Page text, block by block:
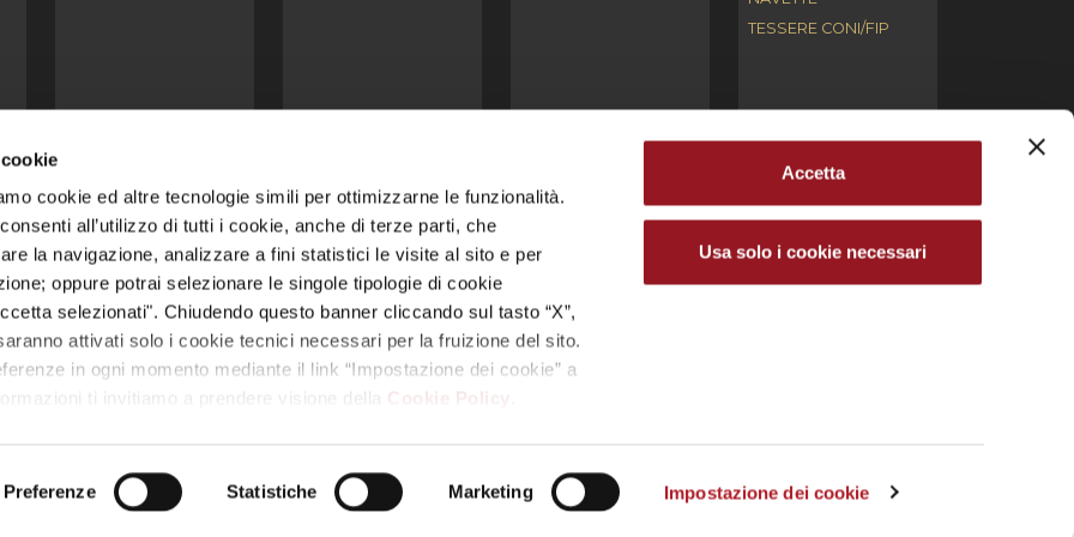
cookie ed altre tecnologie simili per ottimizzarne le funzionalità.
all’utilizzo di tutti i cookie, anche di terze parti, che
la navigazione, analizzare a fini statistici le visite al sito e per
oppure potrai selezionare le singole tipologie di cookie
selezionati". Chiudendo questo banner cliccando sul tasto “X”,
attivati solo i cookie tecnici necessari per la fruizione del sito.
in ogni momento mediante il link “Impostazione dei cookie” a
ti invitiamo a prendere visione della
Cookie Policy
Preferenze Statistiche Marketing Impostazione dei cookie
Accetta
Usa solo i cookie necessari
TESSERE CONI/FIP
video, loghi, ecc.) sono di titolarità di Reyer e/o di terzi legittimi titolari. L’utilizzo, la riproduzione, la modifica,
debita autorizzazione costituisce violazione dei diritti di proprietà intellettuale (copyright) e/o industriale.
unico | Via Colombara 113, 30176 Marghera – Venezia (VE) | Codice Fiscale 03691660272 – Partita IVA 04681350270 | Iscr.
– 330005 | Capitale sociale: euro 1.000.000,00 interamente versato.
dei cookie|Trasparenza| Modello Organizzativo 231 S.S.P. REYER VENEZIA MESTRE S.R.L.